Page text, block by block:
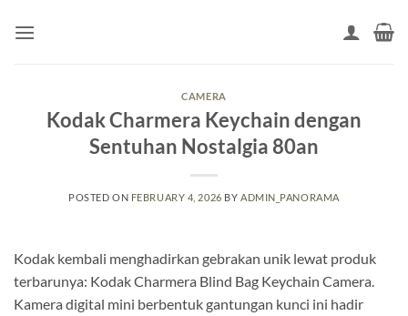
CAMERA
Kodak Charmera Keychain dengan
Sentuhan Nostalgia 80an
POSTED ON FEBRUARY 4, 2026 BY ADMIN_PANORAMA
Kodak kembali menghadirkan gebrakan unik lewat produk
terbarunya: Kodak Charmera Blind Bag Keychain Camera.
Kamera digital mini berbentuk gantungan kunci ini hadir